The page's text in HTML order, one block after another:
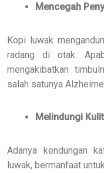
Mencegah
Kopi luwak
radang di otak.
mengakibatkan
salah satunya
Melindungi Kulit
Adanya kendungan
luwak, bermanfaat